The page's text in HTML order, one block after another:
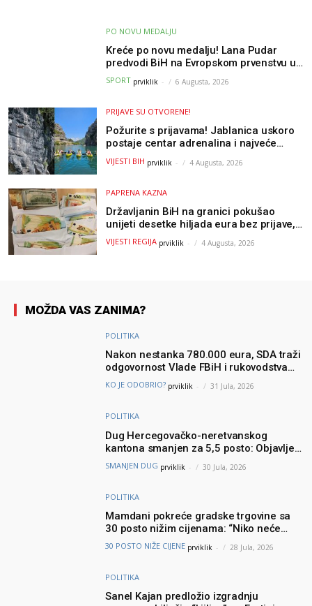
PO NOVU MEDALJU
Kreće po novu medalju! Lana Pudar
predvodi BiH na Evropskom prvenstvu u
Parizu
SPORT prviklik - 6 Augusta, 2026
PRIJAVE SU OTVORENE!
Požurite s prijavama! Jablanica uskoro
postaje centar adrenalina i najveće
outdoor avanture ovog ljeta
VIJESTI BIH prviklik - 4 Augusta, 2026
PAPRENA KAZNA
Državljanin BiH na granici pokušao
unijeti desetke hiljada eura bez prijave,
uslijedila “paprena” kazna
VIJESTI REGIJA prviklik - 4 Augusta, 2026
MOŽDA VAS ZANIMA?
POLITIKA
Nakon nestanka 780.000 eura, SDA traži
odgovornost Vlade FBiH i rukovodstva
Igmana
KO JE ODOBRIO? prviklik - 31 Jula, 2026
POLITIKA
Dug Hercegovačko-neretvanskog
kantona smanjen za 5,5 posto: Objavljeni
najnoviji podaci Ministarstva finansija
SMANJEN DUG prviklik - 30 Jula, 2026
POLITIKA
Mamdani pokreće gradske trgovine sa
30 posto nižim cijenama: “Niko neće
brinuti može li prehraniti svoju porodicu”
30 POSTO NIŽE CIJENE prviklik - 28 Jula, 2026
POLITIKA
Sanel Kajan predložio izgradnju